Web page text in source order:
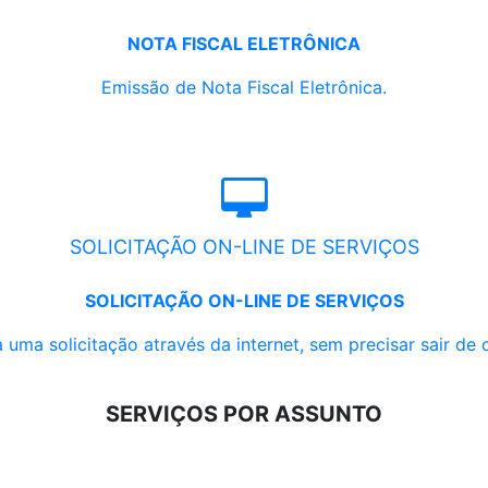
NOTA FISCAL ELETRÔNICA
Emissão de Nota Fiscal Eletrônica.
SOLICITAÇÃO ON-LINE DE SERVIÇOS
SOLICITAÇÃO ON-LINE DE SERVIÇOS
uma solicitação através da internet, sem precisar sair de
SERVIÇOS POR ASSUNTO